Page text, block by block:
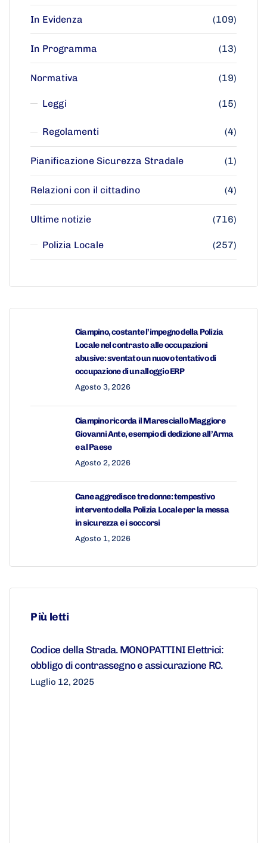
In Evidenza (109)
In Programma (13)
Normativa (19)
Leggi (15)
Regolamenti (4)
Pianificazione Sicurezza Stradale (1)
Relazioni con il cittadino (4)
Ultime notizie (716)
Polizia Locale (257)
Ciampino, costante l’impegno della Polizia
Locale nel contrasto alle occupazioni
abusive: sventato un nuovo tentativo di
occupazione di un alloggio ERP
Agosto 3, 2026
Ciampino ricorda il Maresciallo Maggiore
Giovanni Ante, esempio di dedizione all’Arma
e al Paese
Agosto 2, 2026
Cane aggredisce tre donne: tempestivo
intervento della Polizia Locale per la messa
in sicurezza e i soccorsi
Agosto 1, 2026
Più letti
Codice della Strada. MONOPATTINI Elettrici:
obbligo di contrassegno e assicurazione RC.
Luglio 12, 2025